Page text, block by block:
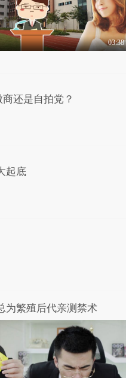
03:38
还是自拍党？
起底
为繁殖后代亲测禁术